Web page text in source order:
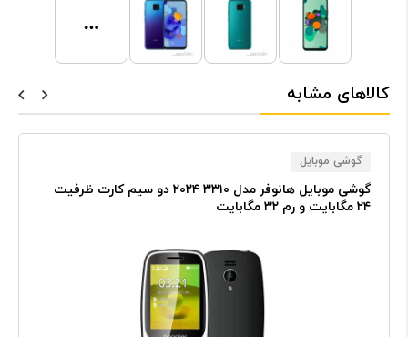
کالاهای مشابه
گوشی موبایل
گوشی موبایل هانوفر مدل ۳۳۱۰ ۲۰۲۴ دو سیم کارت ظرفیت
۲۴ مگابایت و رم ۳۲ مگابایت